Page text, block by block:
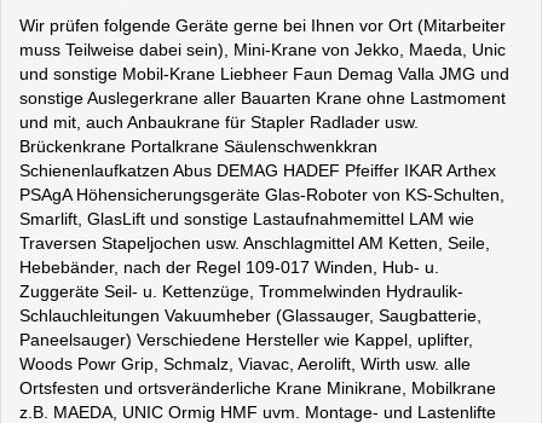
Wir prüfen folgende Geräte gerne bei Ihnen vor Ort (Mitarbeiter
muss Teilweise dabei sein), Mini-Krane von Jekko, Maeda, Unic
und sonstige Mobil-Krane Liebheer Faun Demag Valla JMG und
sonstige Auslegerkrane aller Bauarten Krane ohne Lastmoment
und mit, auch Anbaukrane für Stapler Radlader usw.
Brückenkrane Portalkrane Säulenschwenkkran
Schienenlaufkatzen Abus DEMAG HADEF Pfeiffer IKAR Arthex
PSAgA Höhensicherungsgeräte Glas-Roboter von KS-Schulten,
Smarlift, GlasLift und sonstige Lastaufnahmemittel LAM wie
Traversen Stapeljochen usw. Anschlagmittel AM Ketten, Seile,
Hebebänder, nach der Regel 109-017 Winden, Hub- u.
Zuggeräte Seil- u. Kettenzüge, Trommelwinden Hydraulik-
Schlauchleitungen Vakuumheber (Glassauger, Saugbatterie,
Paneelsauger) Verschiedene Hersteller wie Kappel, uplifter,
Woods Powr Grip, Schmalz, Viavac, Aerolift, Wirth usw. alle
Ortsfesten und ortsveränderliche Krane Minikrane, Mobilkrane
z.B. MAEDA, UNIC Ormig HMF uvm. Montage- und Lastenlifte